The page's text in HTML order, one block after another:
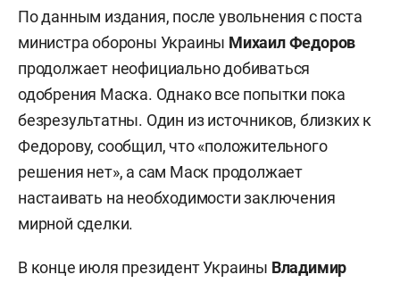
По данным издания, после увольнения с поста
министра обороны Украины Михаил Федоров
продолжает неофициально добиваться
одобрения Маска. Однако все попытки пока
безрезультатны. Один из источников, близких к
Федорову, сообщил, что «положительного
решения нет», а сам Маск продолжает
настаивать на необходимости заключения
мирной сделки.
В конце июля президент Украины Владимир